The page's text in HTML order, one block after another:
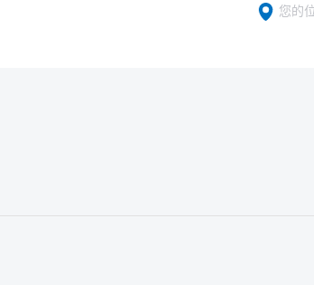
您的